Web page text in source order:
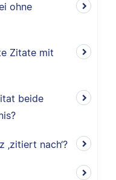
ohne
Zitate mit
beide
‚zitiert nach‘?